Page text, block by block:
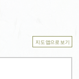
지도 앱으로 보기